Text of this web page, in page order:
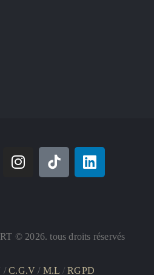
© 2026. tous droits réservés
/C.G.V/ M.L /RGPD